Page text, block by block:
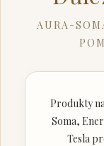
AURA-
Produkty
Soma,
Tesla